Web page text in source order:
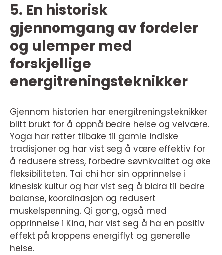
5. En historisk
gjennomgang av fordeler
og ulemper med
forskjellige
energitreningsteknikker
Gjennom historien har energitreningsteknikker
blitt brukt for å oppnå bedre helse og velvære.
Yoga har røtter tilbake til gamle indiske
tradisjoner og har vist seg å være effektiv for
å redusere stress, forbedre søvnkvalitet og øke
fleksibiliteten. Tai chi har sin opprinnelse i
kinesisk kultur og har vist seg å bidra til bedre
balanse, koordinasjon og redusert
muskelspenning. Qi gong, også med
opprinnelse i Kina, har vist seg å ha en positiv
effekt på kroppens energiflyt og generelle
helse.